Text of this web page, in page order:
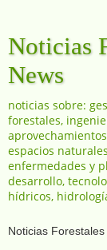
Noticias
News
noticias sobre:
forestales,
espacios
enfermedades y
desarrollo,
hídricos,